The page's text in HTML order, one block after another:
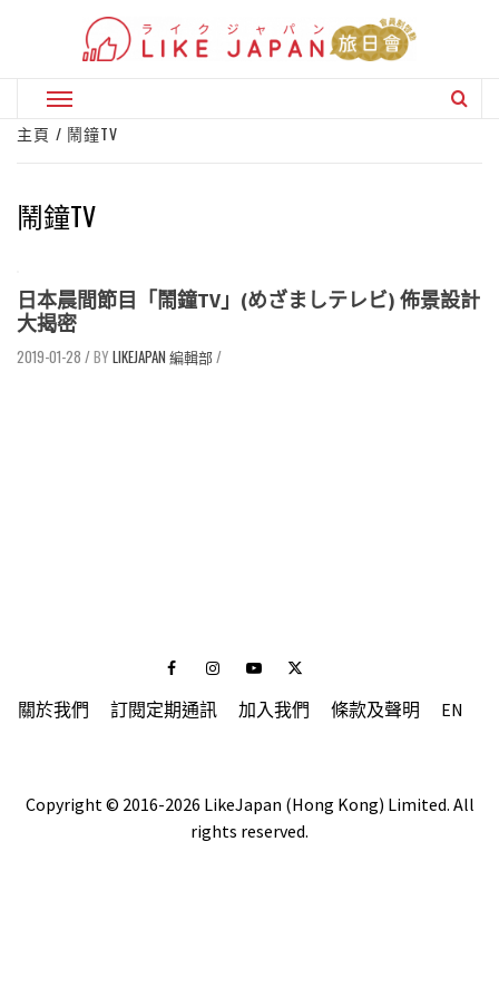
Primary
Menu
主頁 鬧鐘TV
鬧鐘TV
日本晨間節目「鬧鐘TV」(めざましテレビ) 佈景設計
大揭密
2019-01-28 / LIKEJAPAN 編輯部/
FacebookInstagramYoutubeTwitter
關於我們 訂閱定期通訊 加入我們 條款及聲明 EN
Copyright © 2016-2026 LikeJapan (Hong Kong) Limited. All
rights reserved.